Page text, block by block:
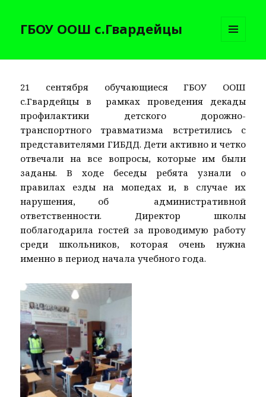
ГБОУ ООШ с.Гвардейцы
И
21 сентября обучающиеся ГБОУ ООШ
с.Гвардейцы в рамках проведения декады
профилактики детского дорожно-
транспортного травматизма встретились с
представителями ГИБДД. Дети активно и четко
отвечали на все вопросы, которые им были
заданы. В ходе беседы ребята узнали о
правилах езды на мопедах и, в случае их
нарушения, об административной
ответственности. Директор школы
поблагодарила гостей за проводимую работу
среди школьников, которая очень нужна
именно в период начала учебного года.